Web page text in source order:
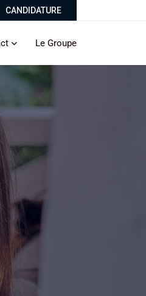
CANDIDATURE
Le Groupe